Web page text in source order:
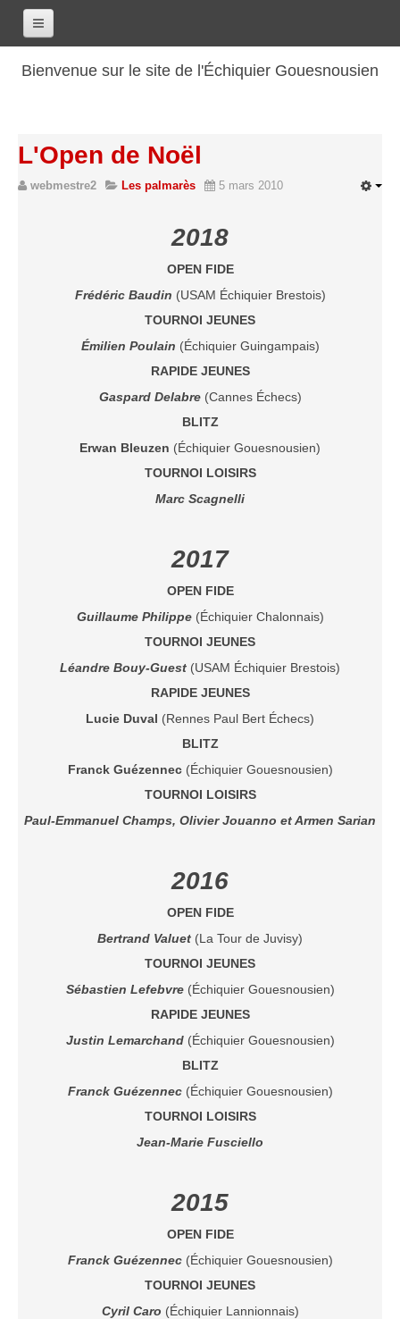
Bienvenue sur le site de l'Échiquier Gouesnousien
Les renseignements
Les coordonnées
Les bilans sportifs
Saison 2016-2017
Saison 2014-2015
Saison 2008-2009
Les palmarès
Les compétitions
Les équipes Jeunes
Les championnats individuels
Les tournois
Les annonces de tournois
L'Open de Noël
webmestre2 Les palmarès 5 mars 2010
2018
OPEN FIDE
Frédéric Baudin (USAM Échiquier Brestois)
TOURNOI JEUNES
Émilien Poulain (Échiquier Guingampais)
RAPIDE JEUNES
Gaspard Delabre(Cannes Échecs)
BLITZ
Erwan Bleuzen (Échiquier Gouesnousien)
TOURNOI LOISIRS
Marc Scagnelli
2017
OPEN FIDE
Guillaume Philippe(Échiquier Chalonnais)
TOURNOI JEUNES
Léandre Bouy-Guest (USAM Échiquier Brestois)
RAPIDE JEUNES
Lucie Duval (Rennes Paul Bert Échecs)
BLITZ
Franck Guézennec(Échiquier Gouesnousien)
TOURNOI LOISIRS
Paul-Emmanuel Champs, Olivier Jouanno etArmen Sarian
2016
OPEN FIDE
Bertrand Valuet (La Tour de Juvisy)
TOURNOI JEUNES
Sébastien Lefebvre(Échiquier Gouesnousien)
RAPIDE JEUNES
Justin Lemarchand(Échiquier Gouesnousien)
BLITZ
Franck Guézennec(Échiquier Gouesnousien)
TOURNOI LOISIRS
Jean-Marie Fusciello
2015
OPEN FIDE
Franck Guézennec(Échiquier Gouesnousien)
TOURNOI JEUNES
Cyril Caro (Échiquier Lannionnais)